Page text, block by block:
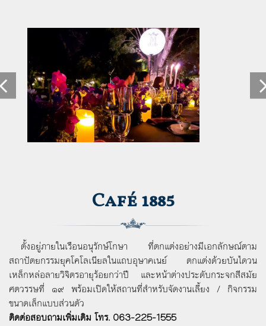
Café 1885
ตั้งอยู่ภายในเรือนอนุรักษ์โกษา ที่ตกแต่งอย่างมีเอกลักษณ์ตาม
สถาปัตยกรรมยุคโคโลเนียลในแถบอุษาคเนย์ ตกแต่งด้วยบันไดวน
เหล็กหล่อลายวิจิตรอายุร้อยกว่าปี และหน้าต่างประดับกระจกสีสมัย
ศตวรรษที่ ๑๙ พร้อมเปิดให้สถานที่สำหรับจัดงานเลี้ยง / กิจกรรม
ขนาดเล็กแบบส่วนตัว
ติดต่อสอบถามเพิ่มเติม โทร. 063-225-1555